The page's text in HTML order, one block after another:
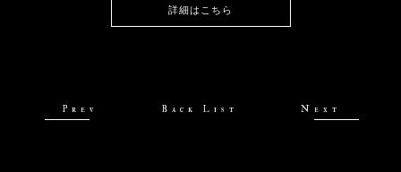
詳細はこちら
Prev Back List Next